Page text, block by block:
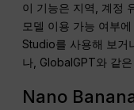
이 기능은 지역, 계정
모델 이용 가능 여부
Studio를 사용해 보거
나, GlobalGPT와 같
Nano